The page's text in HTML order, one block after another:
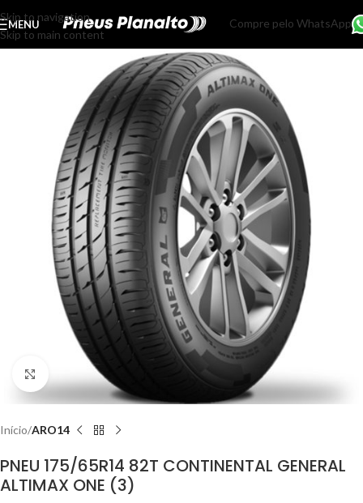
Skip to navigation
Skip to main content
MENU Compre pelo WhatsApp
Clique para ampliar
Início ARO14
PNEU 175/65R14 82T CONTINENTAL GENERAL
ALTIMAX ONE (3)